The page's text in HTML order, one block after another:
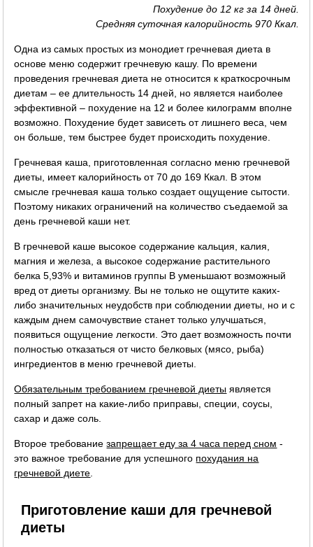
Похудение до 12 кг за 14 дней.
Средняя суточная калорийность 970 Ккал.
Одна из самых простых из монодиет гречневая диета в
основе меню содержит гречневую кашу. По времени
проведения гречневая диета не относится к краткосрочным
диетам – ее длительность 14 дней, но является наиболее
эффективной – похудение на 12 и более килограмм вполне
возможно. Похудение будет зависеть от лишнего веса, чем
он больше, тем быстрее будет происходить похудение.
Гречневая каша, приготовленная согласно меню гречневой
диеты, имеет калорийность от 70 до 169 Ккал. В этом
смысле гречневая каша только создает ощущение сытости.
Поэтому никаких ограничений на количество съедаемой за
день гречневой каши нет.
В гречневой каше высокое содержание кальция, калия,
магния и железа, а высокое содержание растительного
белка 5,93% и витаминов группы B уменьшают возможный
вред от диеты организму. Вы не только не ощутите каких-
либо значительных неудобств при соблюдении диеты, но и с
каждым днем самочувствие станет только улучшаться,
появиться ощущение легкости. Это дает возможность почти
полностью отказаться от чисто белковых (мясо, рыба)
ингредиентов в меню гречневой диеты.
Обязательным требованием гречневой диеты является
полный запрет на какие-либо приправы, специи, соусы,
сахар и даже соль.
Второе требованиезапрещает еду за 4 часа перед сном -
это важное требование для успешного похудания на
гречневой диете
Приготовление каши для гречневой
диеты